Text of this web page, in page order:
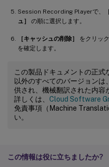
Session Recording Playerで、
ュ］
の順に選択します。
［キャッシュの削除］ をクリッ
を確定します。
この製品ドキュメントの正
以外のすべてのバージョンは
供され、機械翻訳された内容
詳しくは、 Cloud Software
免責事項（Machine
い。
この情報は役に立ちましたか?